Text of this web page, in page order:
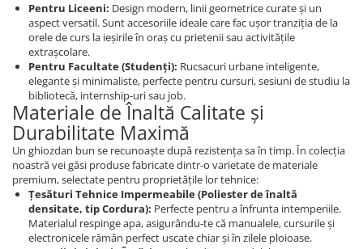
Pentru Liceeni: Design modern, linii geometrice curate și un
aspect versatil. Sunt accesoriile ideale care fac ușor tranziția de la
orele de curs la ieșirile în oraș cu prietenii sau activitățile
extrașcolare.
Pentru Facultate (Studenți): Rucsacuri urbane inteligente,
elegante și minimaliste, perfecte pentru cursuri, sesiuni de studiu la
bibliotecă, internship-uri sau job.
Materiale de Înaltă Calitate și
Durabilitate Maximă
Un ghiozdan bun se recunoaște după rezistența sa în timp. În colecția
noastră vei găsi produse fabricate dintr-o varietate de materiale
premium, selectate pentru proprietățile lor tehnice:
Țesături Tehnice Impermeabile (Poliester de înaltă
densitate, tip Cordura): Perfecte pentru a înfrunta intemperiile.
Materialul respinge apa, asigurându-te că manualele, cursurile și
electronicele rămân perfect uscate chiar și în zilele ploioase.